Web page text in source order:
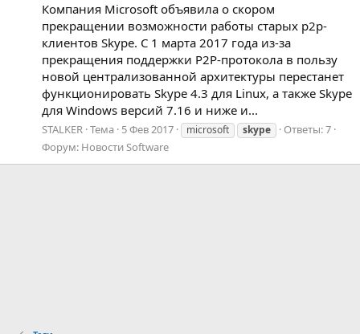
Компания Microsoft объявила о скором
прекращении возможности работы старых p2p-
клиентов Skype. С 1 марта 2017 года из-за
прекращения поддержки P2P-протокола в пользу
новой централизованной архитектуры перестанет
функционировать Skype 4.3 для Linux, а также Skype
для Windows версий 7.16 и ниже и...
STALKER Тема 5 Фев 2017 microsoft skype
Ответы: 7
Форум: Новости Software